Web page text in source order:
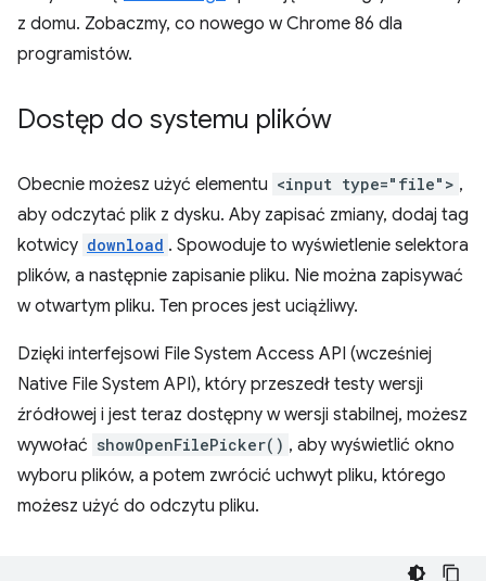
z domu. Zobaczmy, co nowego w Chrome 86 dla
programistów.
Dostęp do systemu plików
Obecnie możesz użyć elementu <input type="file"> ,
aby odczytać plik z dysku. Aby zapisać zmiany, dodaj tag
kotwicy download . Spowoduje to wyświetlenie selektora
plików, a następnie zapisanie pliku. Nie można zapisywać
w otwartym pliku. Ten proces jest uciążliwy.
Dzięki interfejsowi File System Access API (wcześniej
Native File System API), który przeszedł testy wersji
źródłowej i jest teraz dostępny w wersji stabilnej, możesz
wywołać showOpenFilePicker() , aby wyświetlić okno
wyboru plików, a potem zwrócić uchwyt pliku, którego
możesz użyć do odczytu pliku.